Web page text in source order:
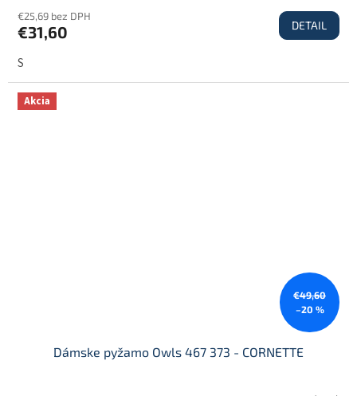
€25,69 bez DPH
€31,60 DETAIL
S
Akcia
€49,60
–20 %
Dámske pyžamo Owls 467 373 - CORNETTE